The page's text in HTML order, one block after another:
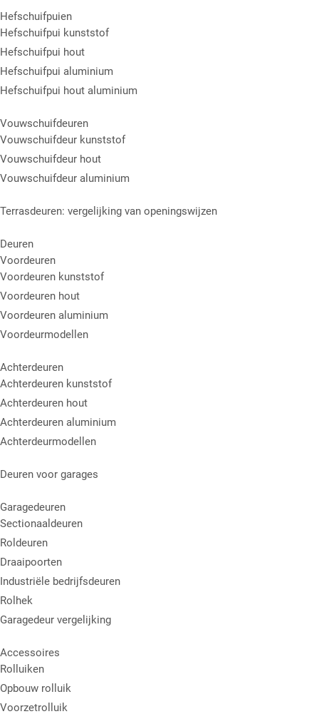
Hefschuifpuien
Hefschuifpui kunststof
Hefschuifpui hout
Hefschuifpui aluminium
Hefschuifpui hout aluminium
Vouwschuifdeuren
Vouwschuifdeur kunststof
Vouwschuifdeur hout
Vouwschuifdeur aluminium
Terrasdeuren: vergelijking van openingswijzen
Deuren
Voordeuren
Voordeuren kunststof
Voordeuren hout
Voordeuren aluminium
Voordeurmodellen
Achterdeuren
Achterdeuren kunststof
Achterdeuren hout
Achterdeuren aluminium
Achterdeurmodellen
Deuren voor garages
Garagedeuren
Sectionaaldeuren
Roldeuren
Draaipoorten
Industriële bedrijfsdeuren
Rolhek
Garagedeur vergelijking
Accessoires
Rolluiken
Opbouw rolluik
Voorzetrolluik